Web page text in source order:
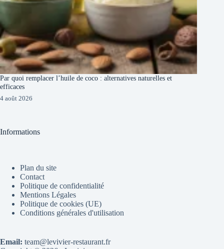
Par quoi remplacer l’huile de coco : alternatives naturelles et
efficaces
4 août 2026
Informations
Plan du site
Contact
Politique de confidentialité
Mentions Légales
Politique de cookies (UE)
Conditions générales d'utilisation
Email: team@levivier-restaurant.fr